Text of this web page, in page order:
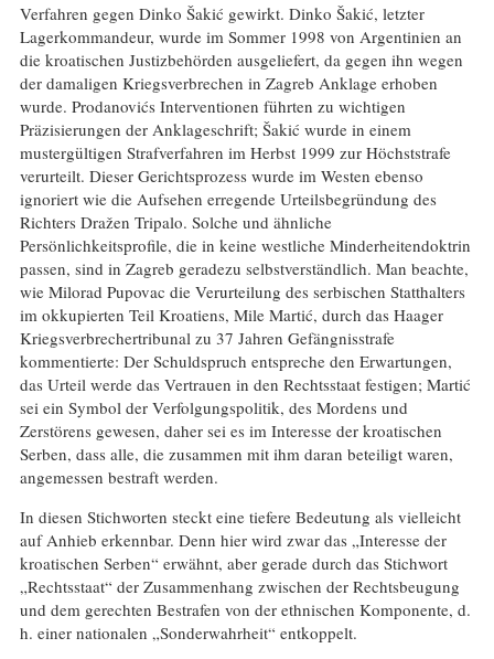
Verfahren gegen Dinko Šakić gewirkt. Dinko Šakić, letzter
Lagerkommandeur, wurde im Sommer 1998 von Argentinien an
die kroatischen Justizbehörden ausgeliefert, da gegen ihn wegen
der damaligen Kriegsverbrechen in Zagreb Anklage erhoben
wurde. Prodanovićs Interventionen führten zu wichtigen
Präzisierungen der Anklageschrift; Šakić wurde in einem
mustergültigen Strafverfahren im Herbst 1999 zur Höchststrafe
verurteilt. Dieser Gerichtsprozess wurde im Westen ebenso
ignoriert wie die Aufsehen erregende Urteilsbegründung des
Richters Dražen Tripalo. Solche und ähnliche
Persönlichkeitsprofile, die in keine westliche Minderheitendoktrin
passen, sind in Zagreb geradezu selbstverständlich. Man beachte,
wie Milorad Pupovac die Verurteilung des serbischen Statthalters
im okkupierten Teil Kroatiens, Mile Martić, durch das Haager
Kriegsverbrechertribunal zu 37 Jahren Gefängnisstrafe
kommentierte: Der Schuldspruch entspreche den Erwartungen,
das Urteil werde das Vertrauen in den Rechtsstaat festigen; Martić
sei ein Symbol der Verfolgungspolitik, des Mordens und
Zerstörens gewesen, daher sei es im Interesse der kroatischen
Serben, dass alle, die zusammen mit ihm daran beteiligt waren,
angemessen bestraft werden.
In diesen Stichworten steckt eine tiefere Bedeutung als vielleicht
auf Anhieb erkennbar. Denn hier wird zwar das „Interesse der
kroatischen Serben“ erwähnt, aber gerade durch das Stichwort
„Rechtsstaat“ der Zusammenhang zwischen der Rechtsbeugung
und dem gerechten Bestrafen von der ethnischen Komponente, d.
h. einer nationalen „Sonderwahrheit“ entkoppelt.